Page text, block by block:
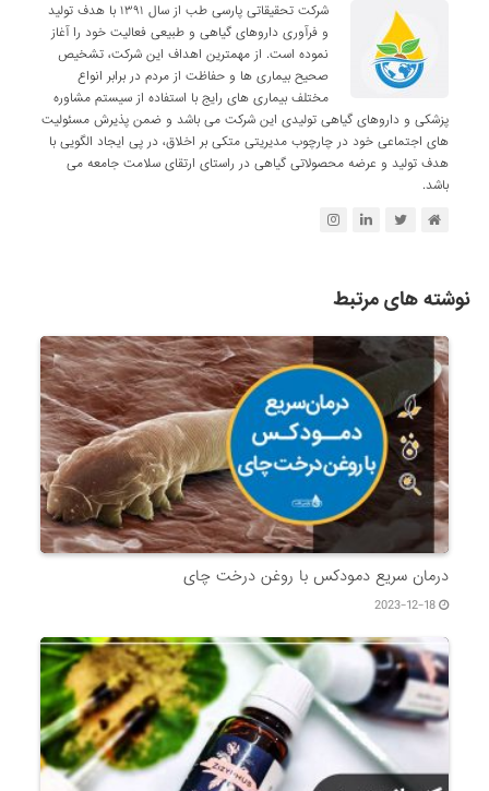
شرکت تحقیقاتی پارسی طب از سال ۱۳۹۱ با هدف تولید
و فرآوری داروهای گیاهی و طبیعی فعالیت خود را آغاز
نموده است. از مهمترین اهداف این شرکت، تشخیص
صحیح بیماری ها و حفاظت از مردم در برابر انواع
مختلف بیماری های رایج با استفاده از سیستم مشاوره
پزشکی و داروهای گیاهی تولیدی این شرکت می باشد و ضمن پذیرش مسئولیت
های اجتماعی خود در چارچوب مدیریتی متکی بر اخلاق، در پی ایجاد الگویی با
هدف تولید و عرضه محصولاتی گیاهی در راستای ارتقای سلامت جامعه می
باشد.
نوشته های مرتبط
درمان سریع دمودکس با روغن درخت چای
2023-12-18